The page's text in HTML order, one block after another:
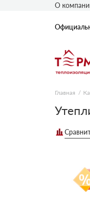
О
Главная